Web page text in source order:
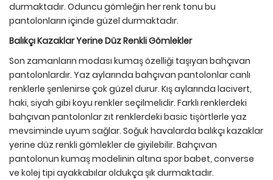
durmaktadır. Oduncu gömleğin her renk tonu bu
pantolonların içinde güzel durmaktadır.
Balıkçı Kazaklar Yerine Düz Renkli Gömlekler
Son zamanların modası kumaş özelliği taşıyan bahçıvan
pantolonlardır. Yaz aylarında bahçıvan pantolonlar canlı
renklerle şenlenirse çok güzel durur. Kış aylarında lacivert,
haki, siyah gibi koyu renkler seçilmelidir. Farklı renklerdeki
bahçıvan pantolonlar zıt renklerdeki basic tişörtlerle yaz
mevsiminde uyum sağlar. Soğuk havalarda balıkçı kazaklar
yerine düz renkli gömlekler de giyilebilir. Bahçıvan
pantolonun kumaş modelinin altına spor babet, converse
ve kolej tipi ayakkabılar oldukça şık durmaktadır.